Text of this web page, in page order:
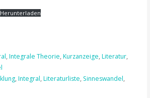
Herunterladen
, Integrale Theorie, Kurzanzeige, Literatur,
, Integral, Literaturliste, Sinneswandel,